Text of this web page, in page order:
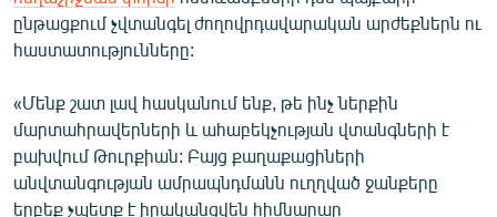
English
Русский
ՀԵՏԵՎԵՔ ՄԵԶ
ընթացքում չվտանգել ժողովրդավարական արժեքներն ու
հաստատությունները:
«Մենք շատ լավ հասկանում ենք, թե ինչ ներքին
մարտահրավերների և ահաբեկչության վտանգների է
բախվում Թուրքիան: Բայց քաղաքացիների
անվտանգության ամրապնդմանն ուղղված ջանքերը
երբեք չպետք է իրականցվեն հիմնարար